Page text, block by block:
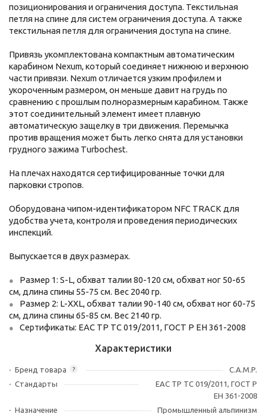
позиционирования и ограничения доступа. Текстильная
петля на спине для систем ограничения доступа. А также
текстильная петля для ограничения доступа на спине.
Привязь укомплектована компактным автоматическим
карабином Nexum, который соединяет нижнюю и верхнюю
части привязи. Nexum отличается узким профилем и
укороченным размером, он меньше давит на грудь по
сравнению с прошлым полноразмерным карабином. Также
этот соединительный элемент имеет плавную
автоматическую защелку в три движения. Перемычка
против вращения может быть легко снята для установки
грудного зажима Turbochest.
На плечах находятся сертифицированные точки для
парковки стропов.
Оборудована чипом-идентификатором NFC TRACK для
удобства учета, контроля и проведения периодических
инспекций.
Выпускается в двух размерах.
Размер 1: S-L, обхват талии 80-120 см, обхват ног 50-65
см, длина спины 55-75 см. Вес 2040 гр.
Размер 2: L-XXL, обхват талии 90-140 см, обхват ног 60-75
см, длина спины 65-85 см. Вес 2140 гр.
Сертификаты: EAC ТР ТС 019/2011, ГОСТ Р ЕН 361-2008
Характеристики
?
Бренд товара
C.A.M.P.
Стандарты
EAC ТР ТС 019/2011, ГОСТ Р
ЕН 361-2008
Назначение
Промышленный альпинизм